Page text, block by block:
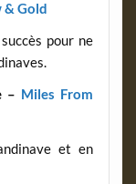
& Gold
pour ne
– Miles From
et en